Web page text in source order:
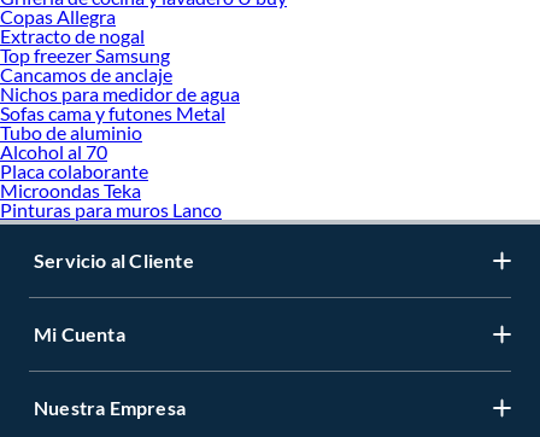
Copas Allegra
Extracto de nogal
Top freezer Samsung
Cancamos de anclaje
Nichos para medidor de agua
Sofas cama y futones Metal
Tubo de aluminio
Alcohol al 70
Placa colaborante
Microondas Teka
Pinturas para muros Lanco
Servicio al Cliente
Mi Cuenta
Nuestra Empresa